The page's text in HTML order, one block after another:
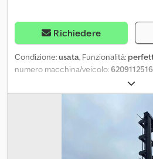
Richiedere
Condizione:usata, Funzionalità:
numero macchina/veicolo:
267.893 h
Controllo di sicurezza UVV,
cabina, illuminazione, sistema di
,
appuntamento per visionare il veicolo
ulteriore domanda, non esitate a
momento. Attendiamo con piacere la